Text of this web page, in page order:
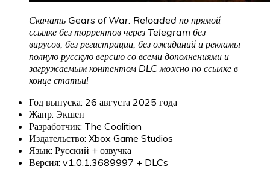
Скачать Gears of War: Reloaded по прямой
ссылке без торрентов через Telegram без
вирусов, без регистрации, без ожиданий и рекламы
полную русскую версию со всеми дополнениями и
загружаемым контентом DLC можно по ссылке в
конце статьи!
Год выпуска: 26 августа 2025 года
Жанр: Экшен
Разработчик: The Coalition
Издательство: Xbox Game Studios
Язык: Русский + озвучка
Версия: v1.0.1.3689997 + DLCs